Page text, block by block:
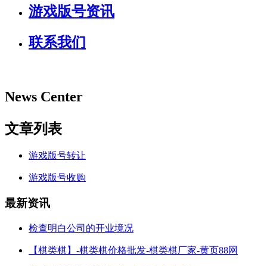
游戏版号资讯
联系我们
News Center
文章列表
游戏版号转让
游戏版号收购
最新资讯
检查明白公司的开业境况
【棋类棋】-棋类棋价格批发-棋类棋厂家-黄页88网